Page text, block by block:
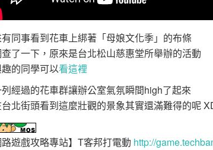
同事看到花車上綁著「母娘文化季」的布條
了一下，原來是台北松山慈惠堂所舉辦的活動
的同學可以看這裡
經過的花車群讓辦公室氣氛瞬間high了起來
北街頭看到這麼壯觀的景象其實還滿難得的呢
路遊戲攻略專站】T客邦打電動 http://